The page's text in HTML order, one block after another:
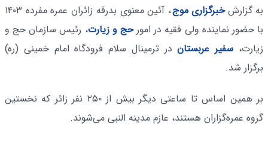
به گزارشخبرگزاری موج
، آئین معنوی بدرقه زائران عمره مفرده ۱۴۰۳
با حضور نماینده ولی فقیه در امورحج و زیارت، رئیس سازمان حج و
زیارت، سفیر عربستاندر ترمینال سلام فرودگاه امام خمینی (ره)
برگزار شد.
بر همین اساس تا ساعتی دیگر بیش از ۲۵۰ نفر زائر که نخستین
گروه عمره‌گزاران هستند، عازم مدینه النبی می‌شوند.